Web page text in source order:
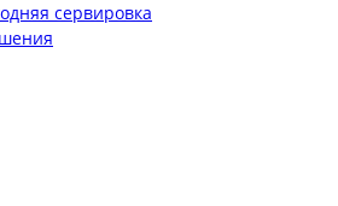
сервировка